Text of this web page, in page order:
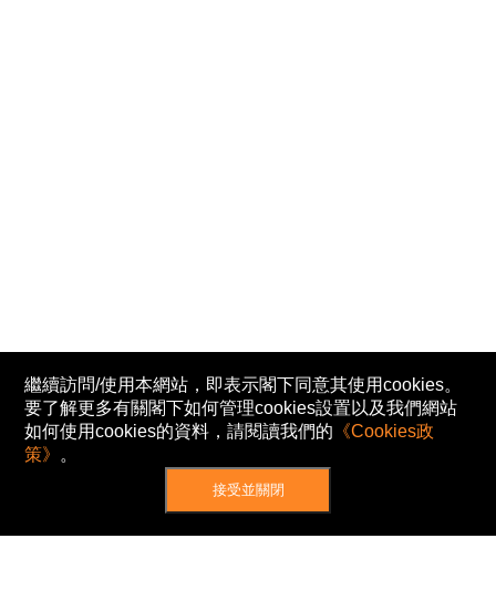
繼續訪問/使用本網站，即表示閣下同意其使用cookies。
要了解更多有關閣下如何管理cookies設置以及我們網站
如何使用cookies的資料，請閱讀我們的 《Cookies政
策》 。
接受並關閉